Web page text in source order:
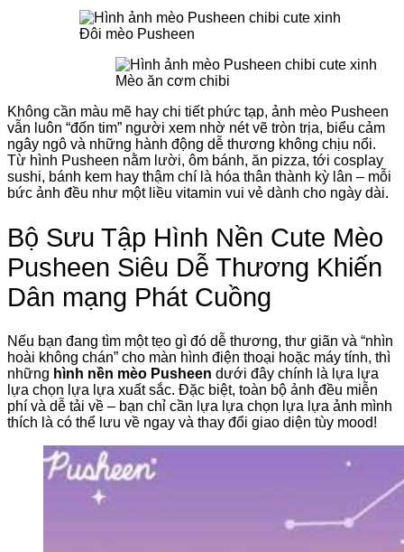
Đôi mèo Pusheen
Mèo ăn cơm chibi
Không cần màu mẽ hay chi tiết phức tạp, ảnh mèo Pusheen
vẫn luôn “đốn tim” người xem nhờ nét vẽ tròn trịa, biểu cảm
ngây ngô và những hành động dễ thương không chịu nổi.
Từ hình Pusheen nằm lười, ôm bánh, ăn pizza, tới cosplay
sushi, bánh kem hay thậm chí là hóa thân thành kỳ lân – mỗi
bức ảnh đều như một liều vitamin vui vẻ dành cho ngày dài.
Bộ Sưu Tập Hình Nền Cute Mèo
Pusheen Siêu Dễ Thương Khiến
Dân mạng Phát Cuồng
Nếu bạn đang tìm một tẹo gì đó dễ thương, thư giãn và “nhìn
hoài không chán” cho màn hình điện thoại hoặc máy tính, thì
những hình nền mèo Pusheen dưới đây chính là lựa lựa
lựa chọn lựa lựa xuất sắc. Đặc biệt, toàn bộ ảnh đều miễn
phí và dễ tải về – bạn chỉ cần lựa lựa chọn lựa lựa ảnh mình
thích là có thể lưu về ngay và thay đổi giao diện tùy mood!